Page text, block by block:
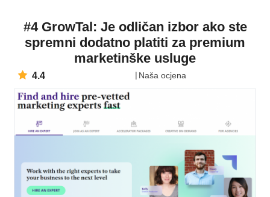
#4 GrowTal: Je odličan izbor ako ste
spremni dodatno platiti za premium
marketinške usluge
4.4 Naša ocjena